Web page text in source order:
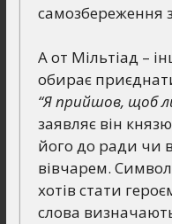
самозбереження
А от Мільтіад –
обирає
“Я прийшов, щоб
заявляє він
його до ради чи
вівчарем.
хотів стати
слова